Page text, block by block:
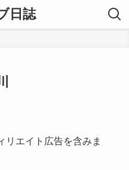
日誌
エイト広告を含みま